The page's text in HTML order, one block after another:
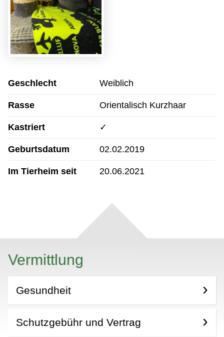
Geschlecht Weiblich
Rasse Orientalisch Kurzhaar
Kastriert ✓
Geburtsdatum 02.02.2019
Im Tierheim seit 20.06.2021
Vermittlung
Gesundheit
Schutzgebühr und Vertrag